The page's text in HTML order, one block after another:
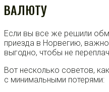
ВАЛЮТУ
Если вы все же решили
приезда в Норвегию,
выгодно, чтобы не
Вот несколько советов,
с минимальными потерями: